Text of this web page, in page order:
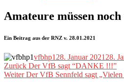
Amateure müssen
Ein Beitrag aus der RNZ v. 28.01.2021
Autor
vfbhp1 Veröffentlicht
am
28. Januar 2021 28.
Beitragsnavigation
Zurück Vorheriger
Beitrag:
Der VfB sagt “DANKE !!!”
Weiter Nächster
Der VfB Sennfeld sagt